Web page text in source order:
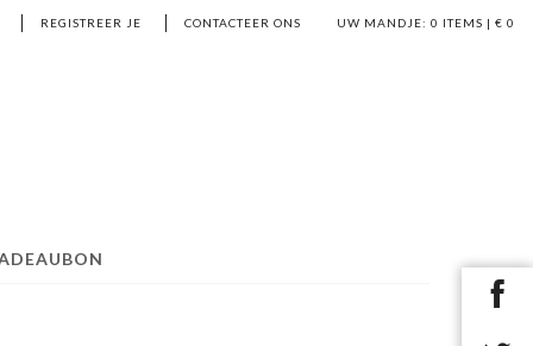
UW MANDJE: 0 ITEMS | € 0
REGISTREER JE CONTACTEER ONS